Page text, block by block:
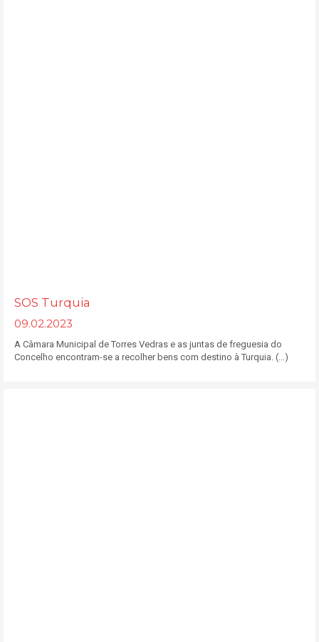
SOS Turquia
09.02.2023
A Câmara Municipal de Torres Vedras e as juntas de freguesia do
Concelho encontram-se a recolher bens com destino à Turquia. (...)